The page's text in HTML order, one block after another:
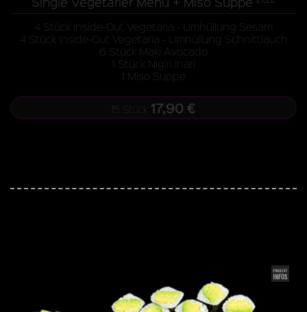
4 Stück Inside-Out Vegetaria - Umhüllung Sesam
4 Stück Inside-Out Vegetaria - Umhüllung Schnittlauch
6 Stück Maki Avocado
1 Stück Nigiri Inari
1 Miso Suppe
15 Stück 17,90 €